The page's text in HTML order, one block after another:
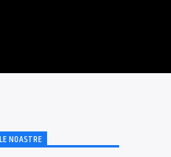
NOASTRE